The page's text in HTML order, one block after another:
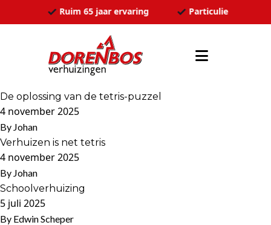
Ga naar de inhoudRuim 65 jaar ervaring Particulier en
De oplossing van de tetris-puzzel
4 november 2025
By Johan
Verhuizen is net tetris
4 november 2025
By Johan
Schoolverhuizing
5 juli 2025
By Edwin Scheper